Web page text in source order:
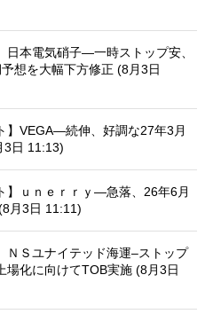
本電気硝子—一時ストップ安、
想を大幅下方修正 (8月3日
】VEGA—続伸、好調な27年3月
3日 11:13)
】ｕｎｅｒｒｙ—急落、26年6月
月3日 11:11)
ＮＳユナイテッド海運–ストップ
場化に向けてTOB実施 (8月3日